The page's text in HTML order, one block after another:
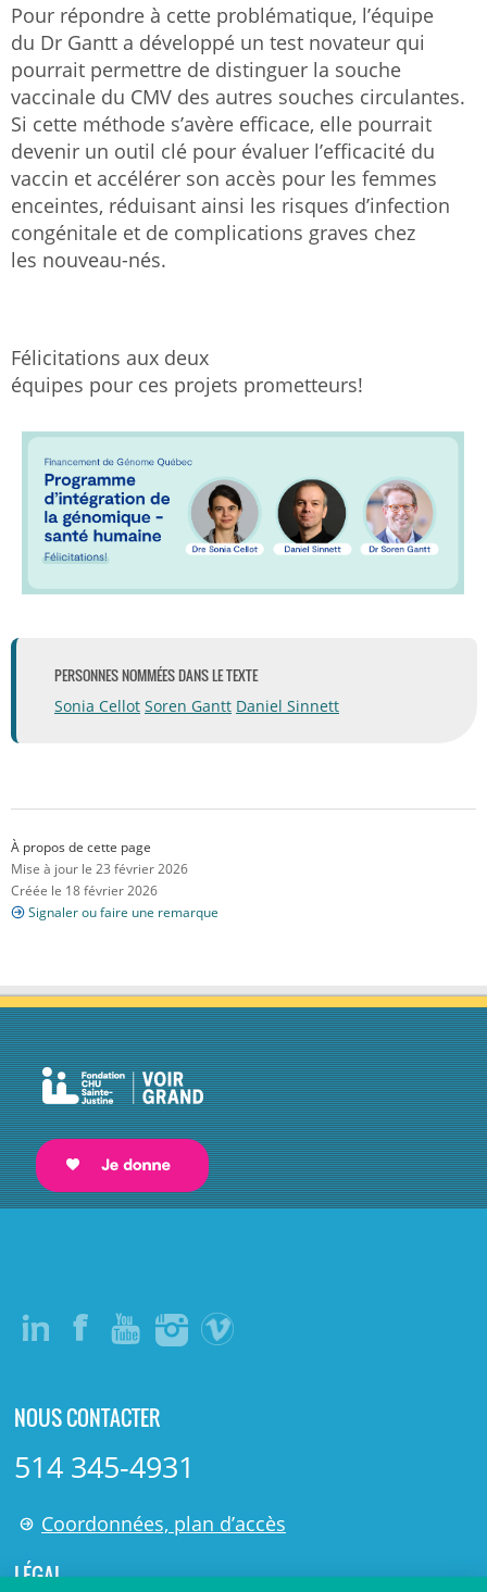
Pour répondre à cette problématique, l’équipe
du Dr Gantt a développé un test novateur qui
pourrait permettre de distinguer la souche
vaccinale du CMV des autres souches circulantes.
Si cette méthode s’avère efficace, elle pourrait
devenir un outil clé pour évaluer l’efficacité du
vaccin et accélérer son accès pour les femmes
enceintes, réduisant ainsi les risques d’infection
congénitale et de complications graves chez
les nouveau-nés.
Félicitations aux deux
équipes pour ces projets prometteurs!
PERSONNES NOMMÉES DANS LE TEXTE
Sonia Cellot Soren Gantt Daniel Sinnett
À propos de cette page
Mise à jour le 23 février 2026
Créée le 18 février 2026
Signaler ou faire une remarque
NOUS CONTACTER
514 345-4931
Coordonnées, plan d’accès
LÉGAL